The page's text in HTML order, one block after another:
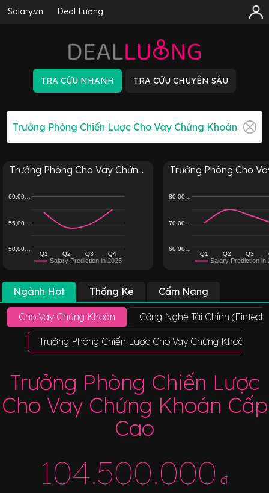
Salary.vn Deal Lương
Trưởng Phòng Cho Vay Chứn...
Salary Prediction in 2025
Q1 Q2 Q3 Q4
50,00…
55,00…
60,00…
Trưởng Phòng Cho
Salary Prediction in
Q1 Q2 Q3
60,00…
70,00…
80,00…
Ngành Hot Thống Kê Cẩm Nang
Cho Vay Chứng Khoán Công Nghệ Tài Chính
Trưởng Phòng Chiến Lược Cho Vay Chứng Khoán
Trưởng Phòng Chiến Lược
Cho Vay Chứng Khoán Cấp
Cao
104.500.000 đ